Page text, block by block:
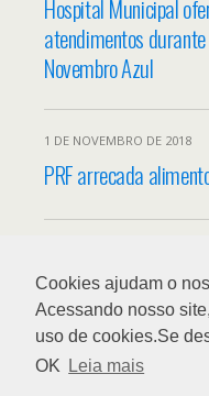
Cookies ajudam o
Acessando nosso
uso de cookies.Se
OK
Leia mais
Hospital Municipal
atendimentos
Novembro Azul
1 DE NOVEMBRO DE 2018
PRF arrecada
Dengue: Salvador
Load More